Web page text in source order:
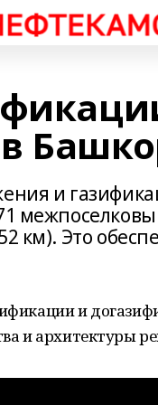
и
км). Это
и
и архитектуры